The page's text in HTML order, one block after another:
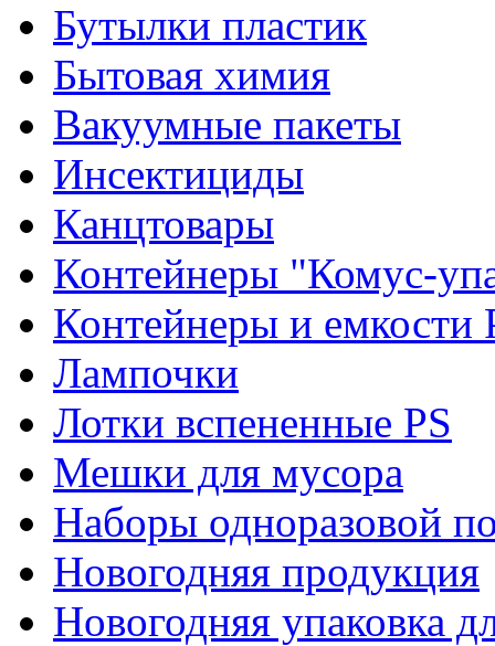
Бутылки пластик
Бытовая химия
Вакуумные пакеты
Инсектициды
Канцтовары
Контейнеры "Комус-
Контейнеры и емкости
Лампочки
Лотки вспененные PS
Мешки для мусора
Наборы одноразовой
Новогодняя продукция
Новогодняя упаковка